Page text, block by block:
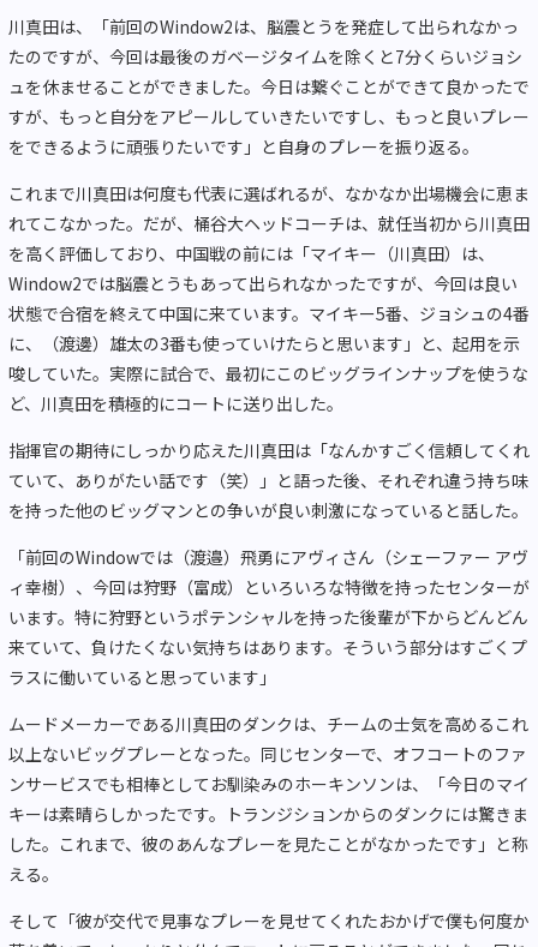
川真田は、「前回のWindow2は、脳震とうを発症して出られなかっ
たのですが、今回は最後のガベージタイムを除くと7分くらいジョシ
ュを休ませることができました。今日は繋ぐことができて良かったで
すが、もっと自分をアピールしていきたいですし、もっと良いプレー
をできるように頑張りたいです」と自身のプレーを振り返る。
これまで川真田は何度も代表に選ばれるが、なかなか出場機会に恵ま
れてこなかった。だが、桶谷大ヘッドコーチは、就任当初から川真田
を高く評価しており、中国戦の前には「マイキー（川真田）は、
Window2では脳震とうもあって出られなかったですが、今回は良い
状態で合宿を終えて中国に来ています。マイキー5番、ジョシュの4番
に、（渡邊）雄太の3番も使っていけたらと思います」と、起用を示
唆していた。実際に試合で、最初にこのビッグラインナップを使うな
ど、川真田を積極的にコートに送り出した。
指揮官の期待にしっかり応えた川真田は「なんかすごく信頼してくれ
ていて、ありがたい話です（笑）」と語った後、それぞれ違う持ち味
を持った他のビッグマンとの争いが良い刺激になっていると話した。
「前回のWindowでは（渡邉）飛勇にアヴィさん（シェーファー アヴ
ィ幸樹）、今回は狩野（富成）といろいろな特徴を持ったセンターが
います。特に狩野というポテンシャルを持った後輩が下からどんどん
来ていて、負けたくない気持ちはあります。そういう部分はすごくプ
ラスに働いていると思っています」
ムードメーカーである川真田のダンクは、チームの士気を高めるこれ
以上ないビッグプレーとなった。同じセンターで、オフコートのファ
ンサービスでも相棒としてお馴染みのホーキンソンは、「今日のマイ
キーは素晴らしかったです。トランジションからのダンクには驚きま
した。これまで、彼のあんなプレーを見たことがなかったです」と称
える。
そして「彼が交代で見事なプレーを見せてくれたおかげで僕も何度か